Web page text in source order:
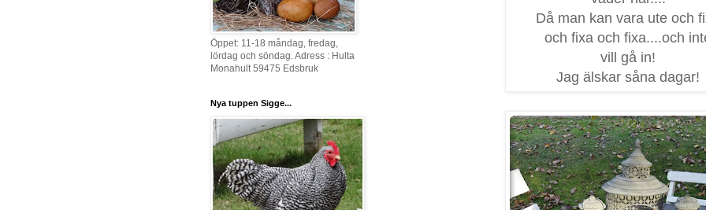
Då man kan vara ute och
och fixa och fixa....och
vill gå in!
Jag älskar såna dagar!
Öppet: 11-18 måndag, fredag,
lördag och söndag. Adress : Hulta
Monahult 59475 Edsbruk
Nya tuppen Sigge...